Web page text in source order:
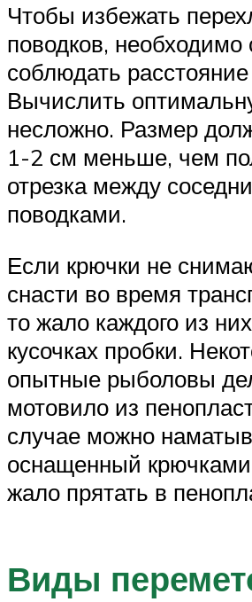
Чтобы избежать
поводков, необходимо
соблюдать
Вычислить
несложно. Размер
1-2 см меньше, чем
отрезка между
поводками.
Если крючки не
снасти во время
то жало каждого из
кусочках пробки.
опытные рыболовы
мотовило из
случае можно
оснащенный
жало прятать в
Виды